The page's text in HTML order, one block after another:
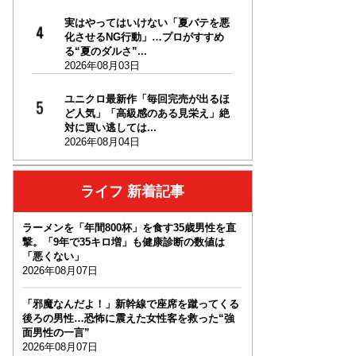
実はやってはいけない「夏バテを悪
化させるNG行動」…プロがすすめ
る“夏のダルさ”...
2026年08月03日
ユニクロ最新作「毎回完売が出るほ
ど人気」「高級感のある見栄え」絶
対に買い逃しては...
2026年08月04日
ライフ 新着記事
ラーメンを「年間800杯」を食す35歳男性を直
撃。「9年で35キロ増」も健康診断の数値は
「悪くない」
2026年08月07日
「邪魔なんだよ！」新幹線で座席を蹴ってくる
後ろの男性…恐怖に震えた女性客を救った“強
面男性の一言”
2026年08月07日